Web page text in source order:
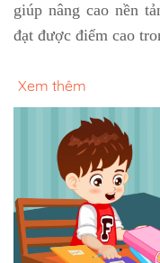
giúp nâng cao nền
đạt được điểm cao
Xem thêm